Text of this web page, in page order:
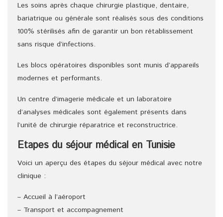
Les soins après chaque chirurgie plastique, dentaire,
bariatrique ou générale sont réalisés sous des conditions
100% stérilisés afin de garantir un bon rétablissement
sans risque d’infections.
Les blocs opératoires disponibles sont munis d’appareils
modernes et performants.
Un centre d’imagerie médicale et un laboratoire
d’analyses médicales sont également présents dans
l’unité de chirurgie réparatrice et reconstructrice.
Etapes du séjour médical en Tunisie
Voici un aperçu des étapes du séjour médical avec notre
clinique :
– Accueil à l’aéroport
– Transport et accompagnement